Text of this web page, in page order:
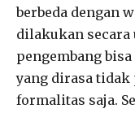
berbeda dengan
dilakukan secara
pengembang
yang dirasa tidak
formalitas saja.